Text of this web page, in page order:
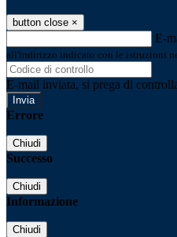
button close ×
E-
all'indirizzo indicato con le istruzioni
E-mail inviata, si prega di
Errore
Chiudi
Successo
Chiudi
Informazione
Chiudi